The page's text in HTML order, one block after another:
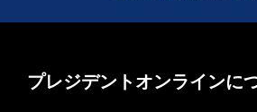
プレジデントオンラインに